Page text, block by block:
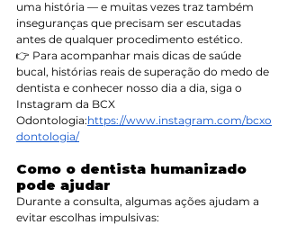
uma história — e muitas vezes traz também
inseguranças que precisam ser escutadas
antes de qualquer procedimento estético.
👉 Para acompanhar mais dicas de saúde
bucal, histórias reais de superação do medo de
dentista e conhecer nosso dia a dia, siga o
Instagram da BCX
Odontologia:https://www.instagram.com/bcxo
dontologia/
Como o dentista humanizado
pode ajudar
Durante a consulta, algumas ações ajudam a
evitar escolhas impulsivas: